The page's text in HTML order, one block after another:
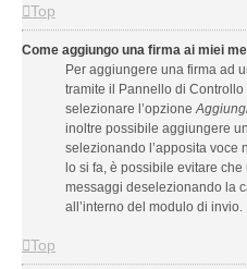
Top
Come aggiungo una firma ai miei
Per aggiungere una firma ad
tramite il Pannello di
selezionare l’opzione
inoltre possibile aggiungere
selezionando l’apposita voce
lo si fa, è possibile evitare
messaggi deselezionando la
all’interno del modulo di invio.
Top